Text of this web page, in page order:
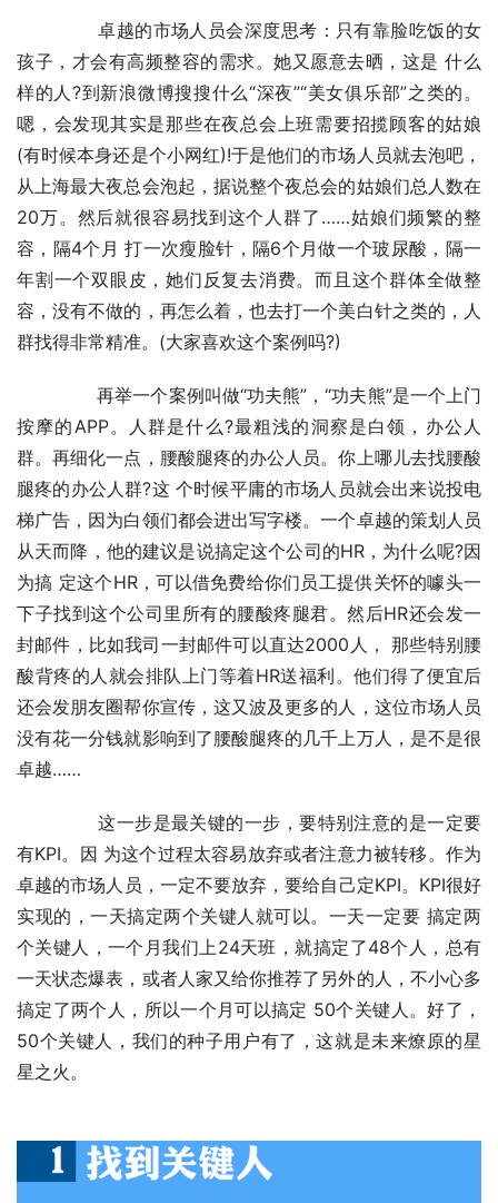
孩子，才会有高频整容的需求。她又愿意去晒，这是 什么
样的人?到新浪微博搜搜什么“深夜”“美女俱乐部”之类的。
嗯，会发现其实是那些在夜总会上班需要招揽顾客的姑娘
(有时候本身还是个小网红)!于是他们的市场人员就去泡吧，
从上海最大夜总会泡起，据说整个夜总会的姑娘们总人数在
20万。然后就很容易找到这个人群了……姑娘们频繁的整
容，隔4个月 打一次瘦脸针，隔6个月做一个玻尿酸，隔一
年割一个双眼皮，她们反复去消费。而且这个群体全做整
容，没有不做的，再怎么着，也去打一个美白针之类的，人
群找得非常精准。(大家喜欢这个案例吗?)
按摩的APP。人群是什么?最粗浅的洞察是白领，办公人
群。再细化一点，腰酸腿疼的办公人员。你上哪儿去找腰酸
腿疼的办公人群?这 个时候平庸的市场人员就会出来说投电
梯广告，因为白领们都会进出写字楼。一个卓越的策划人员
从天而降，他的建议是说搞定这个公司的HR，为什么呢?因
为搞 定这个HR，可以借免费给你们员工提供关怀的噱头一
下子找到这个公司里所有的腰酸疼腿君。然后HR还会发一
封邮件，比如我司一封邮件可以直达2000人， 那些特别腰
酸背疼的人就会排队上门等着HR送福利。他们得了便宜后
还会发朋友圈帮你宣传，这又波及更多的人，这位市场人员
没有花一分钱就影响到了腰酸腿疼的几千上万人，是不是很
卓越……
有KPI。因 为这个过程太容易放弃或者注意力被转移。作为
卓越的市场人员，一定不要放弃，要给自己定KPI。KPI很好
实现的，一天搞定两个关键人就可以。一天一定要 搞定两
个关键人，一个月我们上24天班，就搞定了48个人，总有
一天状态爆表，或者人家又给你推荐了另外的人，不小心多
搞定了两个人，所以一个月可以搞定 50个关键人。好了，
50个关键人，我们的种子用户有了，这就是未来燎原的星
星之火。